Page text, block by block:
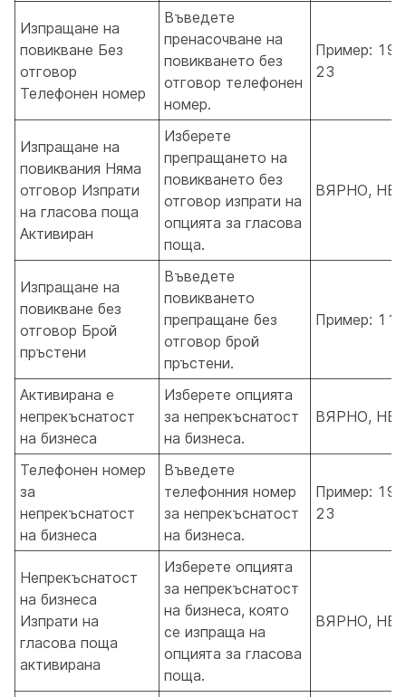
Изпращане на
повикване Без
отговор
Телефонен номер
Въведете
пренасочване на
повикването без
отговор телефонен
номер.
Пример:
23
Изпращане на
повиквания Няма
отговор Изпрати
на гласова поща
Активиран
Изберете
препращането на
повикването без
отговор изпрати на
опцията за гласова
поща.
ВЯРНО,
Изпращане на
повикване без
отговор Брой
пръстени
Въведете
повикването
препращане без
отговор брой
пръстени.
Пример: 11
Активирана е
непрекъснатост
на бизнеса
Изберете опцията
за непрекъснатост
на бизнеса.
ВЯРНО,
Телефонен номер
за
непрекъснатост
на бизнеса
Въведете
телефонния номер
за непрекъснатост
на бизнеса.
Пример:
23
Непрекъснатост
на бизнеса
Изпрати на
гласова поща
активирана
Изберете опцията
за непрекъснатост
на бизнеса, която
се изпраща на
опцията за гласова
поща.
ВЯРНО,